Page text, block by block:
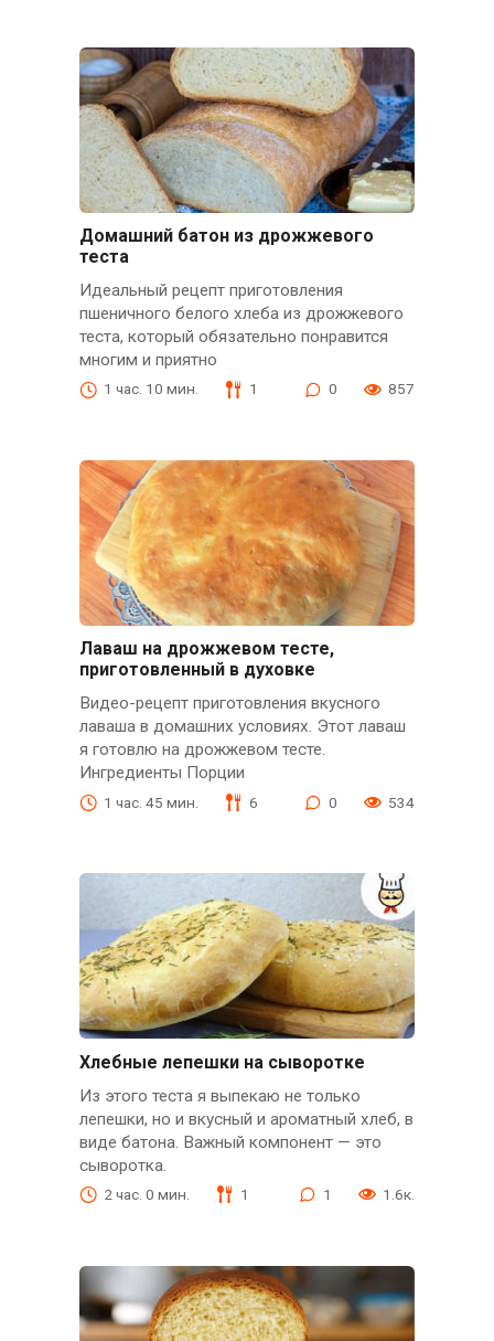
Домашний батон из дрожжевого
теста
Идеальный рецепт приготовления
пшеничного белого хлеба из дрожжевого
теста, который обязательно понравится
многим и приятно
1 час. 10 мин. 1 0 857
Лаваш на дрожжевом тесте,
приготовленный в духовке
Видео-рецепт приготовления вкусного
лаваша в домашних условиях. Этот лаваш
я готовлю на дрожжевом тесте.
Ингредиенты Порции
1 час. 45 мин. 6 0 534
Хлебные лепешки на сыворотке
Из этого теста я выпекаю не только
лепешки, но и вкусный и ароматный хлеб, в
виде батона. Важный компонент — это
сыворотка.
2 час. 0 мин. 1 1 1.6к.